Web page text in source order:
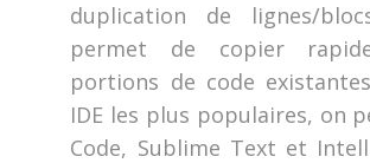
duplication de lignes/
permet de copier
portions de code
IDE les plus populaires, on
Code, Sublime Text et